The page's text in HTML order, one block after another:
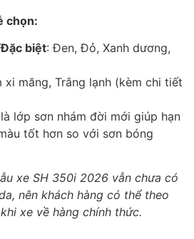
chọn:
biệt: Đen, Đỏ, Xanh dương,
xi măng, Trắng lạnh (kèm chi tiết
lớp sơn nhám đời mới giúp hạn
tốt hơn so với sơn bóng
xe SH 350i 2026 vẫn chưa có
nên khách hàng có thể theo
xe về hàng chính thức.